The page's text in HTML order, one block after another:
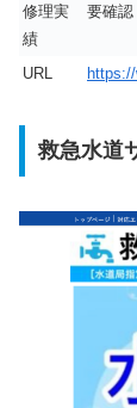
修理実
績
要確認
URL
救急水道